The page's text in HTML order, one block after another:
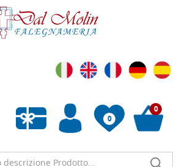
0
Wunschliste leeren
0